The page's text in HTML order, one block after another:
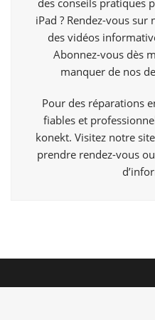
des conseils pratiques
iPad ? Rendez-vous
des vidéos
Abonnez-vous dès
manquer de nos
Pour des réparations
fiables et
konekt. Visitez notre
prendre rendez-vous